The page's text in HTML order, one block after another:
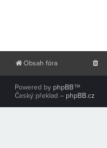
Obsah fóra
Powered by phpBB™
Český překlad – phpBB.cz